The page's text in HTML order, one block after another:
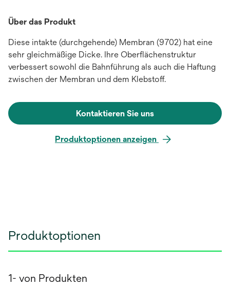
Über das Produkt
Diese intakte (durchgehende) Membran (9702) hat eine
sehr gleichmäßige Dicke. Ihre Oberflächenstruktur
verbessert sowohl die Bahnführung als auch die Haftung
zwischen der Membran und dem Klebstoff.
Kontaktieren Sie uns
Produktoptionen anzeigen
Produktoptionen
1- von Produkten